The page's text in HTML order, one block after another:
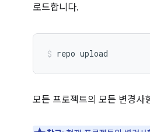
로드합니다.
repo upload
모든 프로젝트의 모든 변경사